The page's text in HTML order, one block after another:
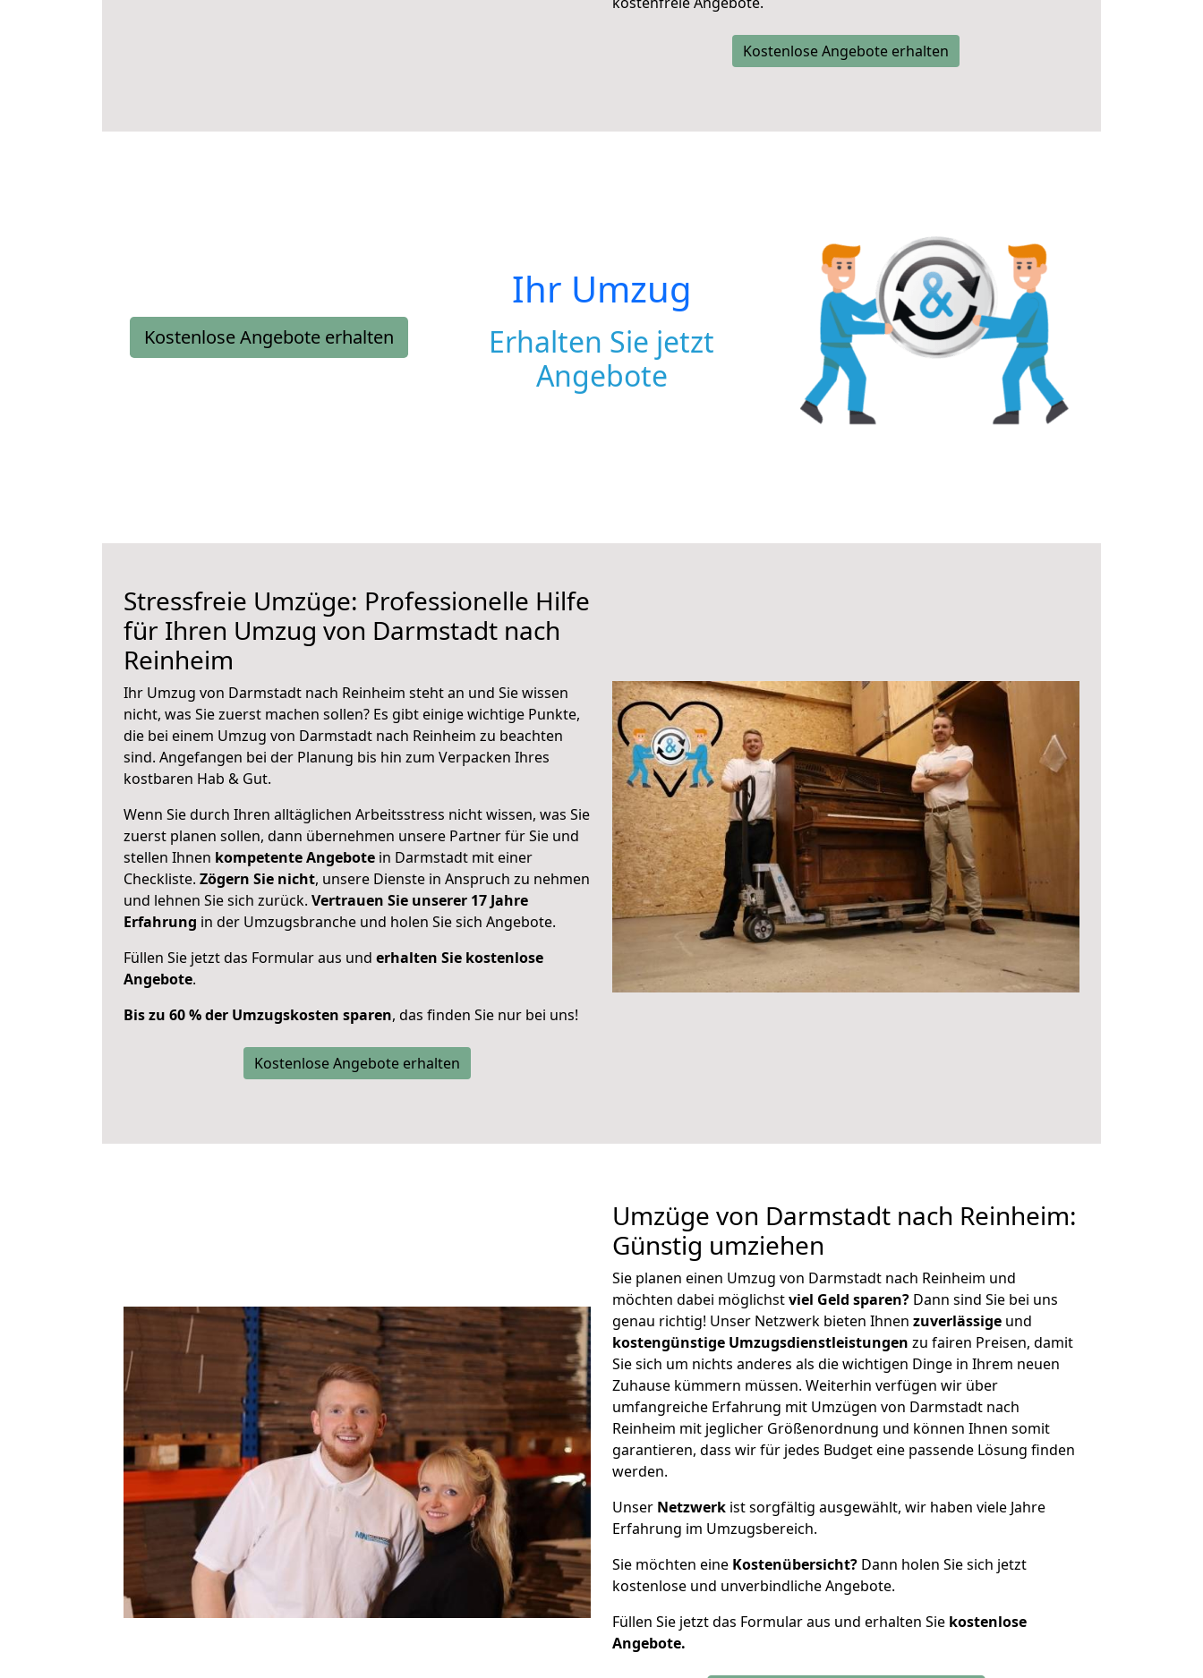
Kostenlose Angebote erhalten
Kostenlose Angebote erhalten
Ihr Umzug
Erhalten Sie jetzt
Angebote
Stressfreie Umzüge: Professionelle Hilfe
für Ihren Umzug von Darmstadt nach
Reinheim
Ihr Umzug von Darmstadt nach Reinheim steht an und Sie wissen
nicht, was Sie zuerst machen sollen? Es gibt einige wichtige Punkte,
die bei einem Umzug von Darmstadt nach Reinheim zu beachten
sind. Angefangen bei der Planung bis hin zum Verpacken Ihres
kostbaren Hab & Gut.
Wenn Sie durch Ihren alltäglichen Arbeitsstress nicht wissen, was Sie
zuerst planen sollen, dann übernehmen unsere Partner für Sie und
stellen Ihnen kompetente Angebote in Darmstadt mit einer
Checkliste. Zögern Sie nicht, unsere Dienste in Anspruch zu nehmen
und lehnen Sie sich zurück. Vertrauen Sie unserer 17 Jahre
Erfahrung in der Umzugsbranche und holen Sie sich Angebote.
Füllen Sie jetzt das Formular aus und erhalten Sie kostenlose
Angebote.
Bis zu 60 % der Umzugskosten sparen, das finden Sie nur bei uns!
Kostenlose Angebote erhalten
Umzüge von Darmstadt nach Reinheim:
Günstig umziehen
Sie planen einen Umzug von Darmstadt nach Reinheim und
möchten dabei möglichstviel Geld sparen? Dann sind Sie bei uns
genau richtig! Unser Netzwerk bieten Ihnen zuverlässige und
kostengünstige Umzugsdienstleistungen zu fairen Preisen, damit
Sie sich um nichts anderes als die wichtigen Dinge in Ihrem neuen
Zuhause kümmern müssen. Weiterhin verfügen wir über
umfangreiche Erfahrung mit Umzügen von Darmstadt nach
Reinheim mit jeglicher Größenordnung und können Ihnen somit
garantieren, dass wir für jedes Budget eine passende Lösung finden
werden.
Unser Netzwerk ist sorgfältig ausgewählt, wir haben viele Jahre
Erfahrung im Umzugsbereich.
Sie möchten eine Kostenübersicht? Dann holen Sie sich jetzt
kostenlose und unverbindliche Angebote.
Füllen Sie jetzt das Formular aus und erhalten Sie kostenlose
Angebote.